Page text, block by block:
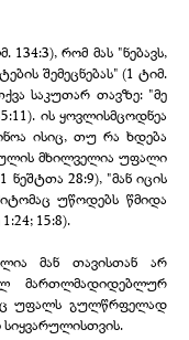
რომ მას "ნებავს,
შემეცნებას" (1 ტიმ.
საკუთარ თავზე: "მე
ის ყოვლისმცოდნეა
ისიც, თუ რა ხდება
მხილველია უფალი
ნეშტთა 28:9), "მან იცის
უწოდებს წმიდა
15:8).
მან თავისთან არ
მართლმადიდებლურ
უფალს გულწრფელად